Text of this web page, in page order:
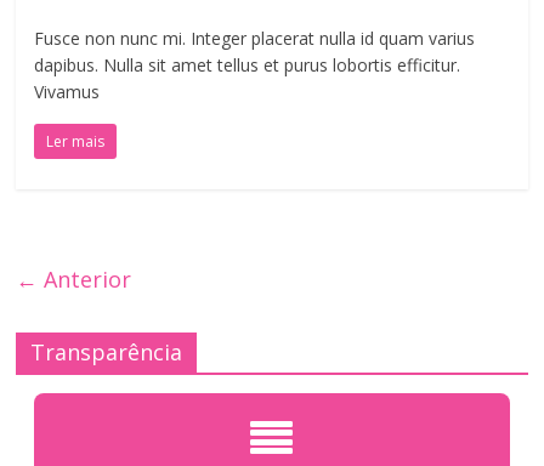
Fusce non nunc mi. Integer placerat nulla id quam varius
dapibus. Nulla sit amet tellus et purus lobortis efficitur.
Vivamus
Ler mais
← Anterior
Transparência